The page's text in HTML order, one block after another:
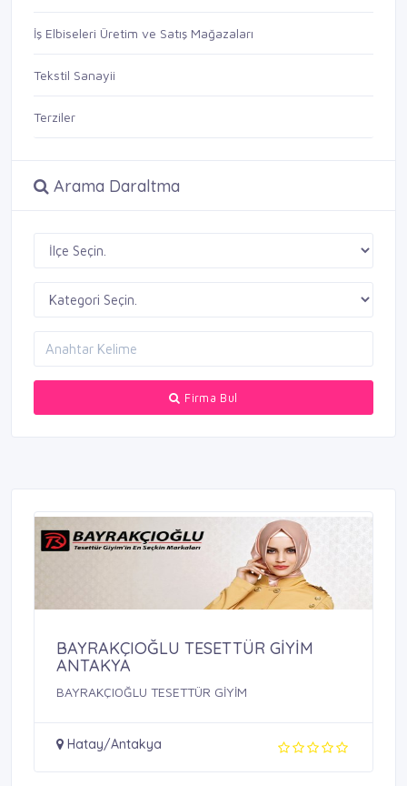
İş Elbiseleri Üretim ve Satış Mağazaları
Tekstil Sanayii
Terziler
Arama Daraltma
Firma Bul
BAYRAKÇIOĞLU TESETTÜR GİYİM
ANTAKYA
BAYRAKÇIOĞLU TESETTÜR GİYİM
Hatay/Antakya